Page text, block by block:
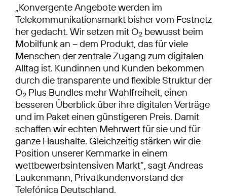
„Konvergente Angebote werden im
Telekommunikationsmarkt bisher vom Festnetz
her gedacht. Wir setzen mit O2 bewusst beim
Mobilfunk an – dem Produkt, das für viele
Menschen der zentrale Zugang zum digitalen
Alltag ist. Kundinnen und Kunden bekommen
durch die transparente und flexible Struktur der
O2 Plus Bundles mehr Wahlfreiheit, einen
besseren Überblick über ihre digitalen Verträge
und im Paket einen günstigeren Preis. Damit
schaffen wir echten Mehrwert für sie und für
ganze Haushalte. Gleichzeitig stärken wir die
Position unserer Kernmarke in einem
wettbewerbsintensiven Markt“, sagt Andreas
Laukenmann, Privatkundenvorstand der
Telefónica Deutschland.